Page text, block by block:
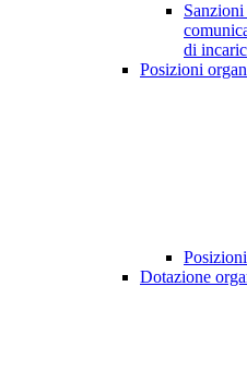
di
Posizioni
Dotazione